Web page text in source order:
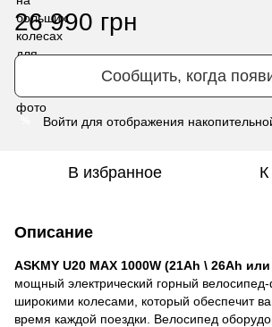
26 990 грн
Сообщить, когда
Войти для отображения
В избранное
Описание
ASKMY U20 MAX 1000W (21Ah \ 26Ah
мощный электрический горный
широкими колесами, который обеспечит
время каждой поездки. Велосипед